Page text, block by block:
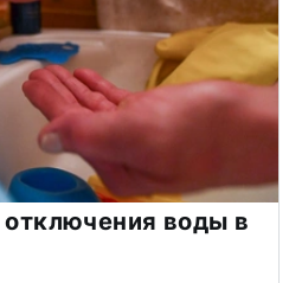
воды в